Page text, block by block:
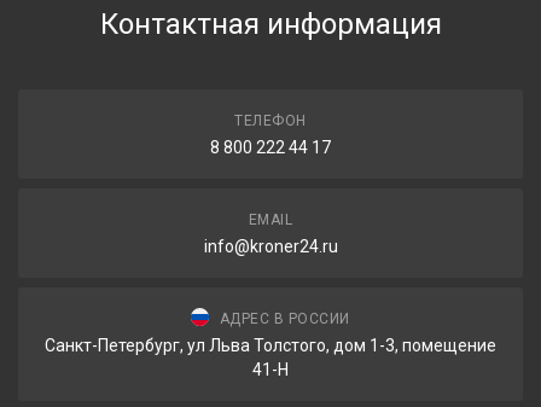
Контактная информация
ТЕЛЕФОН
8 800 222 44 17
EMAIL
info@kroner24.ru
АДРЕС В РОССИИ
Санкт-Петербург, ул Льва Толстого, дом 1-3, помещение
41-Н